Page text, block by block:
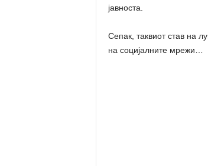
јавноста.
Сепак, таквиот став на
на социјалните мрежи…